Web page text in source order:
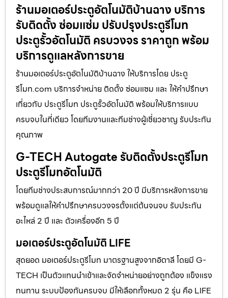
ร้านมอเตอร์ประตูอัตโนมัติบ้านฉาง บริการ
รับติดตั้ง ซ่อมแซ่ม ปรับปรุงประตูรีโมท
ประตูรั้วอัตโนมัติ ครบวงจร ราคาถูก พร้อม
บริการดูแลหลังการขาย
ร้านมอเตอร์ประตูอัตโนมัติบ้านฉาง ให้บริการโดย ประตู
รีโมท.com บริการจำหน่าย ติดตั้ง ซ่อมแซม และ ให้คำปรึกษา
เกี่ยวกับ ประตูรีโมท ประตูรั้วอัตโนมัติ พร้อมให้บริการแบบ
ครบจบในที่เดียว โดยทีมงานและทีมช่างผู้เชี่ยวชาญ รับประกัน
คุณภาพ
G-TECH Autogate รับติดตั้งประตูรีโมท
ประตูรีโมทอัตโนมัติ
โดยทีมช่างประสบการณ์มากกว่า 20 ปี มีบริการหลังการขาย
พร้อมดูแลให้คำปรึกษาครบวงจรตั้งแต่ต้นจนจบ รับประกัน
อะไหล่ 2 ปี และ ตัวเครื่องอีก 5 ปี
มอเตอร์ประตูอัตโนมัติ LIFE
สุดยอด มอเตอร์ประตูรีโมท มาตรฐานสูงจากอิตาลี โดยมี G-
TECH เป็นตัวแทนนำเข้าและจัดจำหน่ายอย่างถูกต้อง แข็งแรง
ทนทาน ระบบป้องกันครบจบ มีให้เลือกทั้งหมด 2 รุ่น คือ LIFE